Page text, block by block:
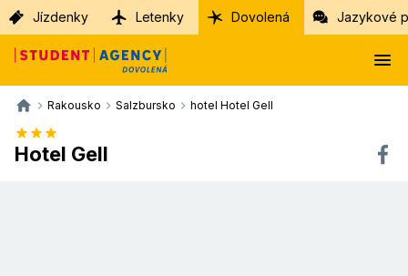
Jízdenky Letenky Dovolená Jazykové
Rakousko Salzbursko hotel Hotel Gell
Hotel Gell